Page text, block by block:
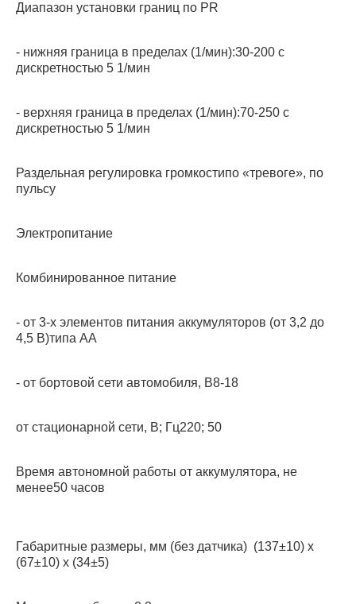
Диапазон установки границ по PR
- нижняя граница в пределах (1/мин):30-200 с
дискретностью 5 1/мин
- верхняя граница в пределах (1/мин):70-250 с
дискретностью 5 1/мин
Раздельная регулировка громкостипо «тревоге», по
пульсу
Электропитание
Комбинированное питание
- от 3-х элементов питания аккумуляторов (от 3,2 до
4,5 В)типа АА
- от бортовой сети автомобиля, В8-18
от стационарной сети, В; Гц220; 50
Время автономной работы от аккумулятора, не
менее50 часов
Габаритные размеры, мм (без датчика) (137±10) х
(67±10) х (34±5)